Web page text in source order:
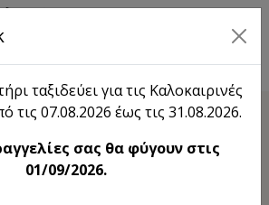
EN
Shop
Kitάκι 3
ταξιδεύει για τις Καλοκαιρινές
τις 07.08.2026 έως τις 31.08.2026.
σας θα φύγουν στις
01/09/2026.